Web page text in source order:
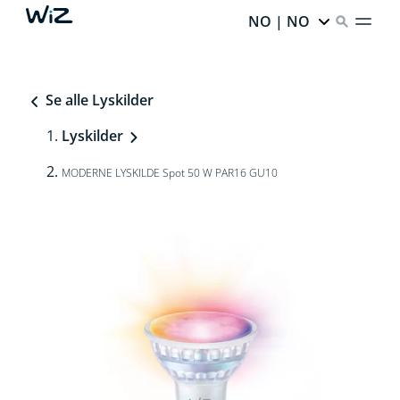
NO | NO
Se alle Lyskilder
Lyskilder
MODERNE LYSKILDE Spot 50 W PAR16 GU10